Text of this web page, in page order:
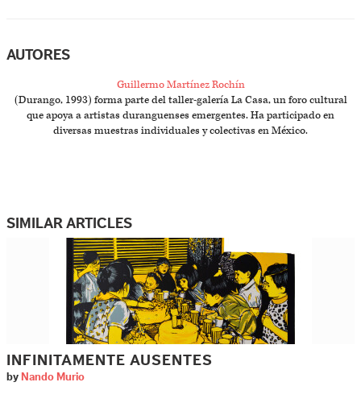
AUTORES
Guillermo Martínez Rochín
(Durango, 1993) forma parte del taller-galería La Casa, un foro cultural
que apoya a artistas duranguenses emergentes. Ha participado en
diversas muestras individuales y colectivas en México.
SIMILAR ARTICLES
INFINITAMENTE AUSENTES
by Nando Murio